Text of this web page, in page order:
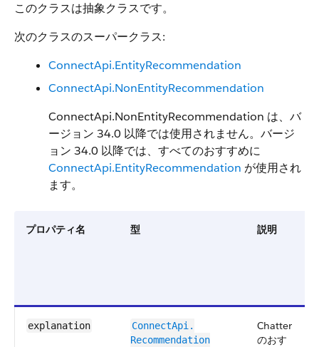
このクラスは抽象クラスです。
次のクラスのスーパークラス:
ConnectApi.EntityRecommendation
ConnectApi.NonEntityRecommendation
ConnectApi.NonEntityRecommendation は、バ
ージョン 34.0 以降では使用されません。バージ
ョン 34.0 以降では、すべてのおすすめに
ConnectApi.EntityRecommendation が使用され
ます。
プロパティ名 型 説明
explanation
ConnectApi.​
Recommendation​
Chatter
のおす